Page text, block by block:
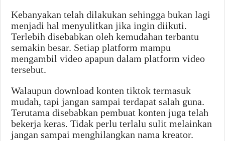
Kebanyakan telah dilakukan sehingga bukan lagi
menjadi hal menyulitkan jika ingin diikuti.
Terlebih disebabkan oleh kemudahan terbantu
semakin besar. Setiap platform mampu
mengambil video apapun dalam platform video
tersebut.
Walaupun download konten tiktok termasuk
mudah, tapi jangan sampai terdapat salah guna.
Terutama disebabkan pembuat konten juga telah
bekerja keras. Tidak perlu terlalu sulit melainkan
jangan sampai menghilangkan nama kreator.